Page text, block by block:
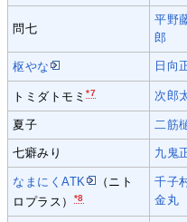
問七
平野
郎
枢やな 日向
トミダトモミ*7 次郎
夏子 二筋
七癖みり 九鬼
なまにくATK
（ニト
ロプラス）
*8
千子
金丸